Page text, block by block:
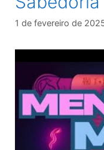
1 de fevereiro de